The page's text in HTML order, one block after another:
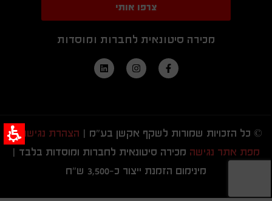
צרפו אותי
מכירה סיטונאית לחברות ומוסדות
© כל הזכויות שמורות לשקף אקשן בע"מ | הצהרת נגישות|
מפת אתר נגישהמכירה סיטונאית לחברות ומוסדות בלבד |
מינימום הזמנת ייצור כ-3,500 ש"ח